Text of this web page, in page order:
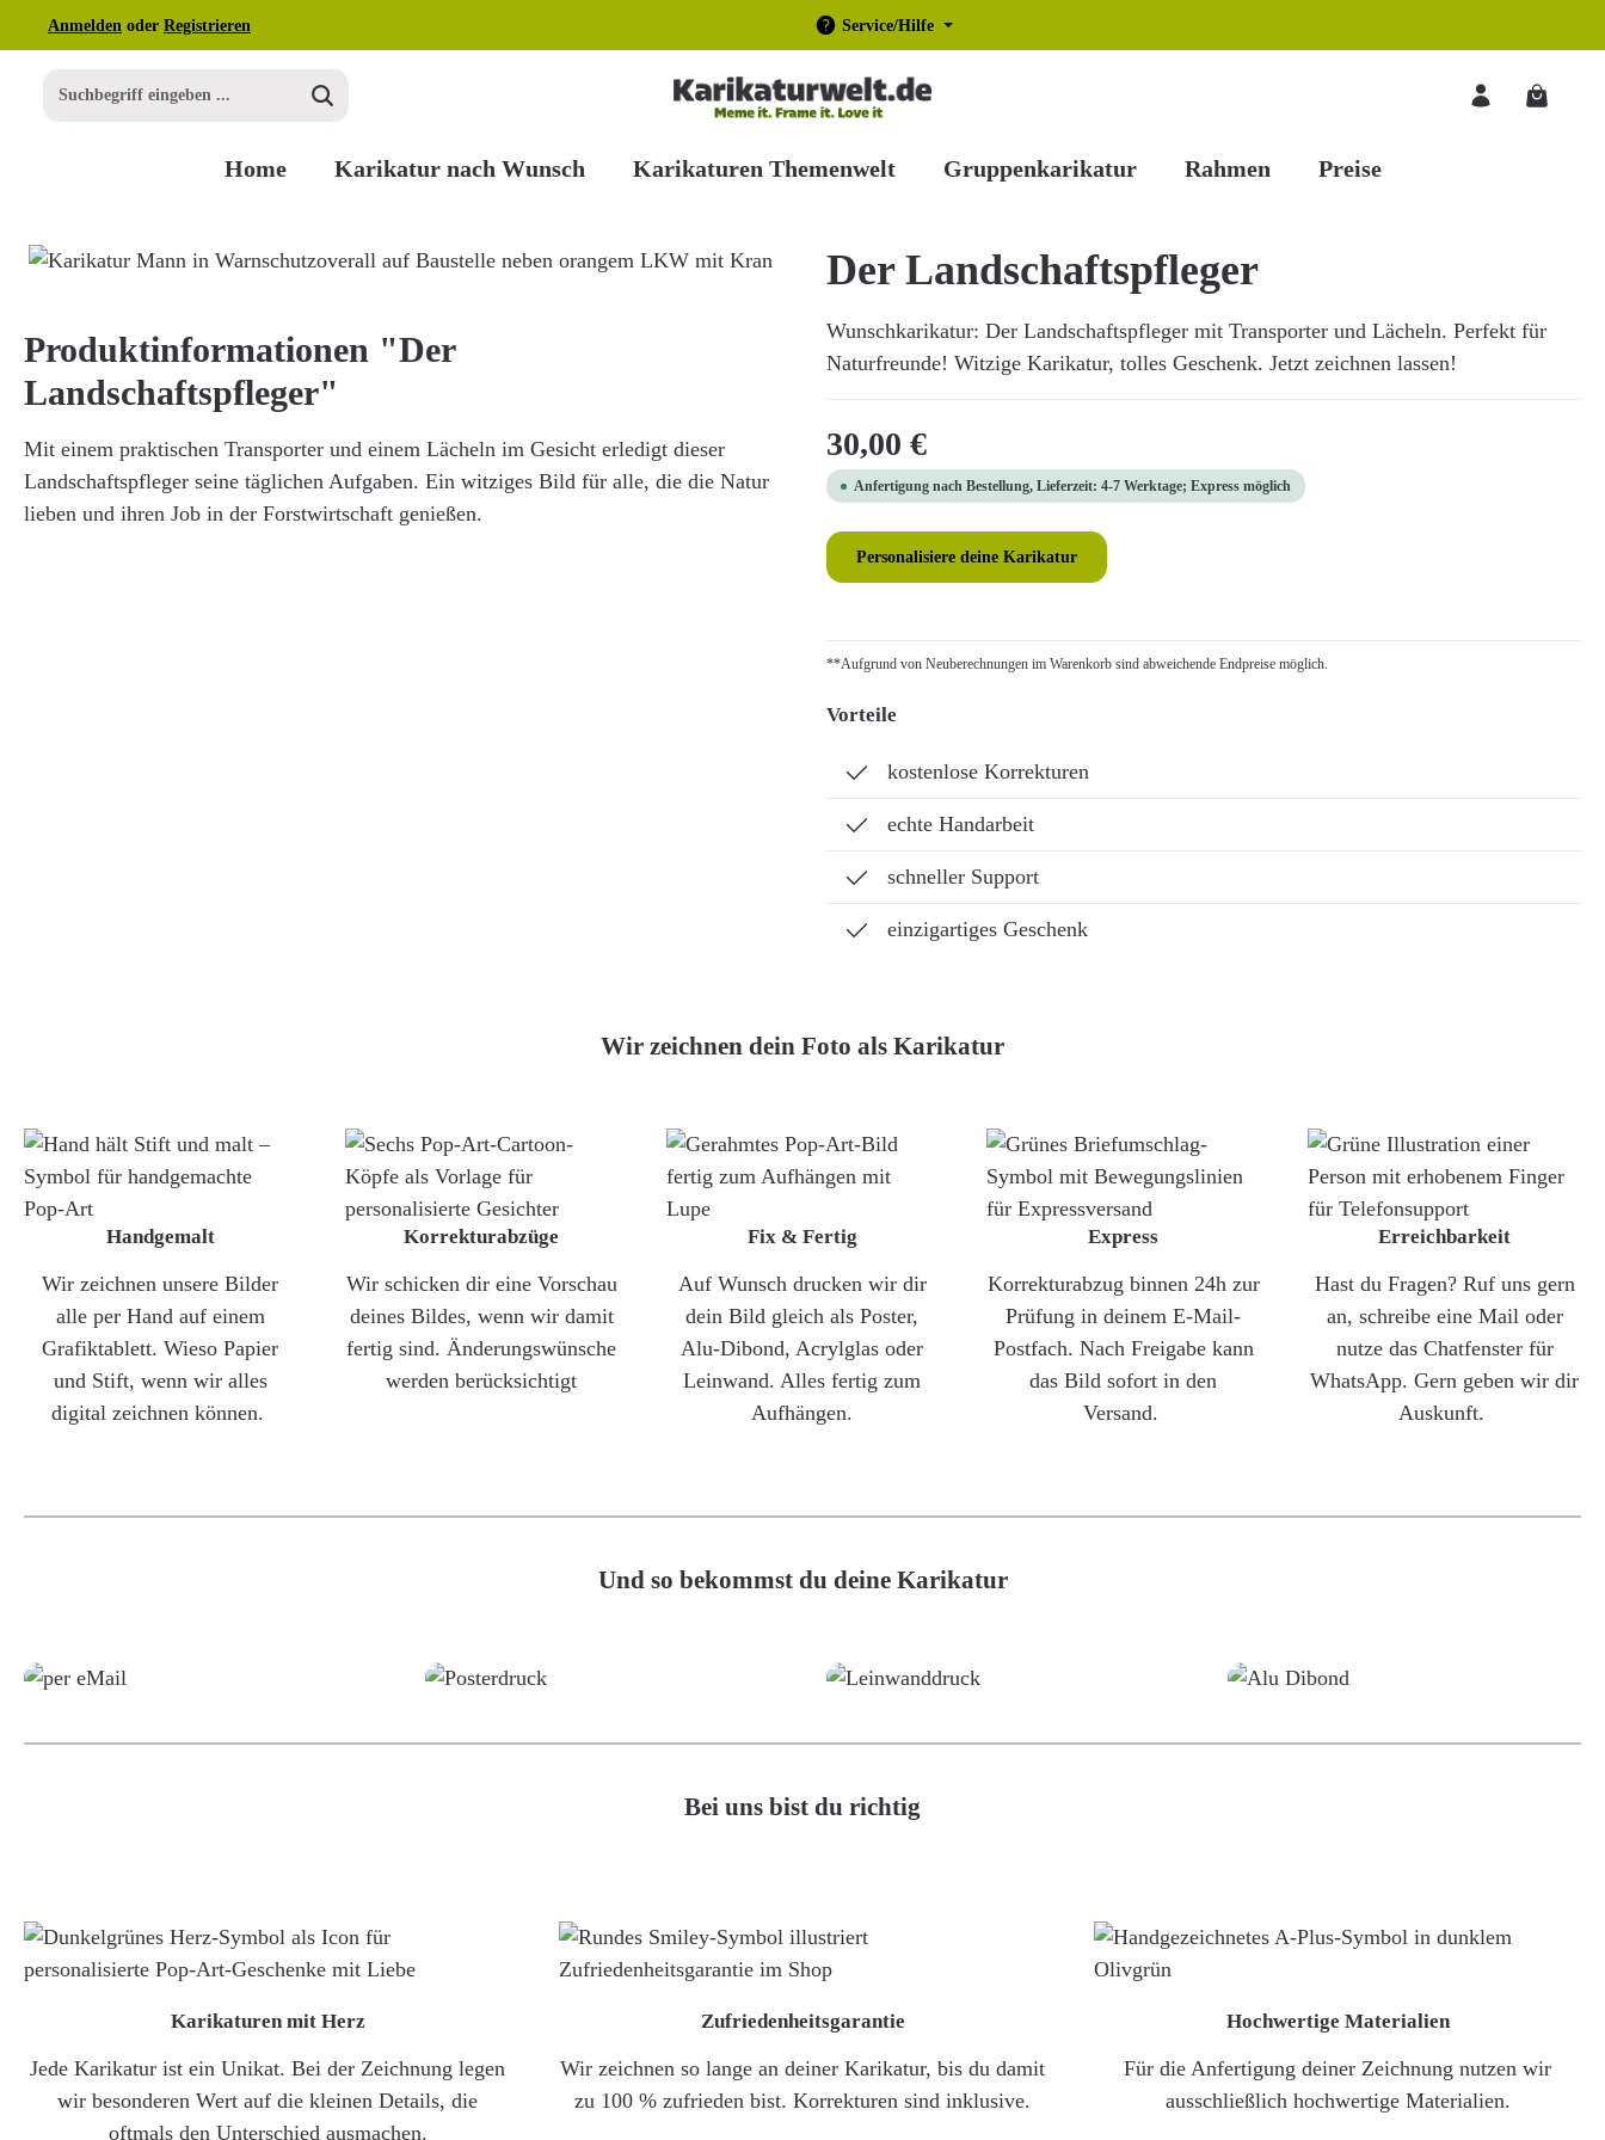
Hauptinhalt springen
Zur Suche springen
Zur Hauptnavigation springen
Anmelden oder Registrieren Service/Hilfe
Home Karikatur nach Wunsch Karikaturen Themenwelt Gruppenkarikatur Rahmen Preise
Bildergalerie überspringen Der Landschaftspfleger
Wunschkarikatur: Der Landschaftspfleger mit Transporter und Lächeln. Perfekt für
Naturfreunde! Witzige Karikatur, tolles Geschenk. Jetzt zeichnen lassen!
Regulärer Preis:
30,00 €
Anfertigung nach Bestellung, Lieferzeit: 4-7 Werktage; Express möglich
Personalisiere deine Karikatur
**Aufgrund von Neuberechnungen im Warenkorb sind abweichende Endpreise möglich.
Vorteile
kostenlose Korrekturen
echte Handarbeit
schneller Support
einzigartiges Geschenk
Produktinformationen "Der
Landschaftspfleger"
Mit einem praktischen Transporter und einem Lächeln im Gesicht erledigt dieser
Landschaftspfleger seine täglichen Aufgaben. Ein witziges Bild für alle, die die Natur
lieben und ihren Job in der Forstwirtschaft genießen.
Wir zeichnen dein Foto als Karikatur
Handgemalt
Wir zeichnen unsere Bilder
alle per Hand auf einem
Grafiktablett. Wieso Papier
und Stift, wenn wir alles
digital zeichnen können.
Korrekturabzüge
Wir schicken dir eine Vorschau
deines Bildes, wenn wir damit
fertig sind. Änderungswünsche
werden berücksichtigt
Fix & Fertig
Auf Wunsch drucken wir dir
dein Bild gleich als Poster,
Alu-Dibond, Acrylglas oder
Leinwand. Alles fertig zum
Aufhängen.
Express
Korrekturabzug binnen 24h zur
Prüfung in deinem E-Mail-
Postfach. Nach Freigabe kann
das Bild sofort in den
Versand.
Erreichbarkeit
Hast du Fragen? Ruf uns gern
an, schreibe eine Mail oder
nutze das Chatfenster für
WhatsApp. Gern geben wir dir
Auskunft.
Und so bekommst du deine Karikatur
Bei uns bist du richtig
Karikaturen mit Herz
Jede Karikatur ist ein Unikat. Bei der Zeichnung legen
wir besonderen Wert auf die kleinen Details, die
oftmals den Unterschied ausmachen.
Zufriedenheitsgarantie
Wir zeichnen so lange an deiner Karikatur, bis du damit
zu 100 % zufrieden bist. Korrekturen sind inklusive.
Hochwertige Materialien
Für die Anfertigung deiner Zeichnung nutzen wir
ausschließlich hochwertige Materialien.